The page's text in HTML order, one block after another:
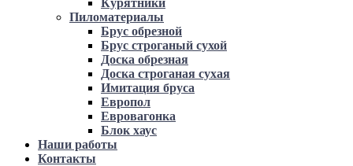
Курятники
Пиломатериалы
Брус обрезной
Брус строганый сухой
Доска обрезная
Доска строганая сухая
Имитация бруса
Европол
Евровагонка
Блок хаус
Наши работы
Контакты